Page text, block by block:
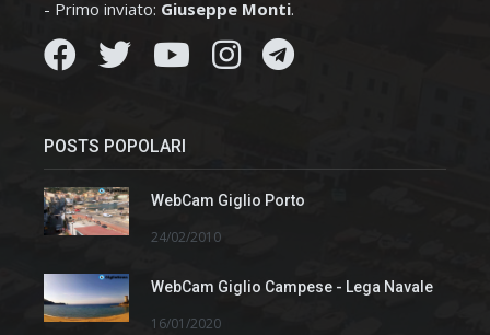
- Primo inviato: Giuseppe Monti.
POSTS POPOLARI
WebCam Giglio Porto
24/02/2010
WebCam Giglio Campese - Lega Navale
16/01/2020